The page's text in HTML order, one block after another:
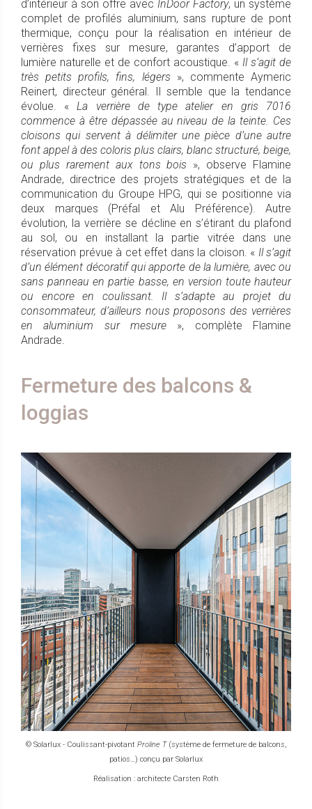
d’intérieur à son offre avec InDoor Factory, un système
complet de profilés aluminium, sans rupture de pont
thermique, conçu pour la réalisation en intérieur de
verrières fixes sur mesure, garantes d’apport de
lumière naturelle et de confort acoustique. « Il s’agit de
très petits profils, fins, légers », commente Aymeric
Reinert, directeur général. Il semble que la tendance
évolue. «La verrière de type atelier en gris 7016
commence à être dépassée au niveau de la teinte. Ces
cloisons qui servent à délimiter une pièce d’une autre
font appel à des coloris plus clairs, blanc structuré, beige,
ou plus rarement aux tons bois », observe Flamine
Andrade, directrice des projets stratégiques et de la
communication du Groupe HPG, qui se positionne via
deux marques (Préfal et Alu Préférence). Autre
évolution, la verrière se décline en s’étirant du plafond
au sol, ou en installant la partie vitrée dans une
réservation prévue à cet effet dans la cloison. « Il s’agit
d’un élément décoratif qui apporte de la lumière, avec ou
sans panneau en partie basse, en version toute hauteur
ou encore en coulissant. Il s’adapte au projet du
consommateur, d’ailleurs nous proposons des verrières
en aluminium sur mesure », complète Flamine
Andrade.
Fermeture des balcons &
loggias
© Solarlux - Coulissant-pivotant Proline T (système de fermeture de balcons,
patios…) conçu par Solarlux
Réalisation : architecte Carsten Roth